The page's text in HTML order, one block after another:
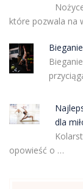
które pozwala na
dla
opowieść o …